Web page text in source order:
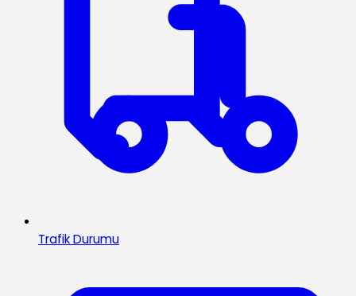
Trafik Durumu